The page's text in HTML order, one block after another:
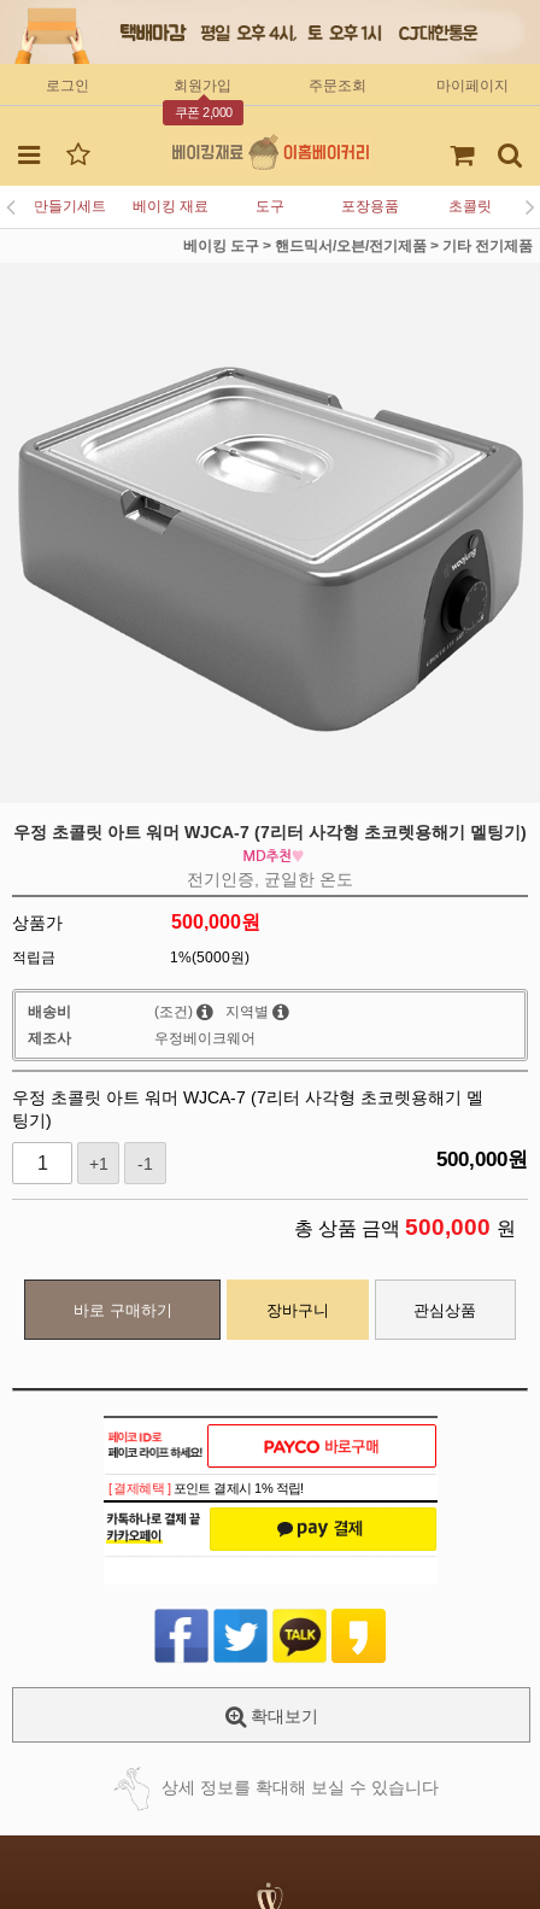
로그인 회원가입
쿠폰 2,000
주문조회 마이페이지
만들기세트 베이킹 재료 도구 포장용품 초콜릿
베이킹 도구 > 핸드믹서/오븐/전기제품 > 기타 전기제품
우정 초콜릿 아트 워머 WJCA-7 (7리터 사각형 초코렛용해기 멜팅기)
전기인증, 균일한 온도
상품가 500,000원
적립금 1%(5000원)
배송비 (조건)
지역별
제조사
우정베이크웨어
우정 초콜릿 아트 워머 WJCA-7 (7리터 사각형 초코렛용해기 멜
팅기)
+1 -1 500,000원
총 상품 금액 500,000 원
바로 구매하기 장바구니 관심상품
[ 결제혜택 ] 포인트 결제시 1% 적립!
확대보기
상세 정보를 확대해 보실 수 있습니다